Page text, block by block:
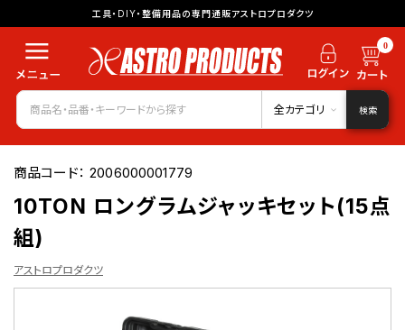
工具・DIY・整備用品の専門通販アストロプロダクツ
0
全カテゴリ 検索
商品コード：2006000001779
10TON ロングラムジャッキセット(15点
組)
アストロプロダクツ